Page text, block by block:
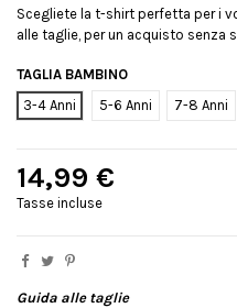
Scegliete la t-shirt perfetta per i
alle taglie, per un acquisto senza
TAGLIA BAMBINO
3-4 Anni
5-6 Anni 7-8 Anni
14,99 €
Tasse incluse
Guida alle taglie